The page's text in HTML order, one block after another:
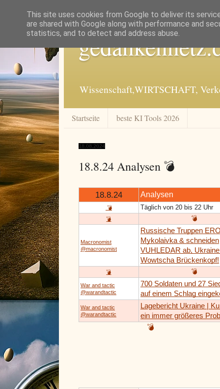
Wissenschaft,WIRTSCHAFT,
Startseite beste KI Tools 2026
18.08.2024
18.8.24 Analysen 💣
18.8.24 Analysen
💣 Täglich von 20 bis 22 Uhr
💣 💣
Macronomist
@macronomist
Russische Truppen
Mykolaivka & schneiden
VUHLEDAR ab,
Wowtscha Brückenkopf!
💣 💣
War and tactic
@warandtactic
700 Soldaten und 27
auf einem Schlag
War and tactic
@warandtactic
Lagebericht Ukraine |
ein immer größeres
💣
This site uses cookies from Google to deliver its
are shared with Google along with performance and
statistics, and to detect and address abuse.